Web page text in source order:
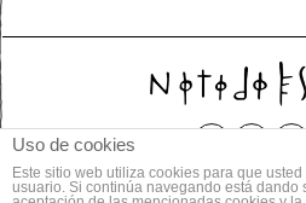
© 2014 Todos los
Uso de cookies
Este sitio web utiliza cookies para que
usuario. Si continúa navegando está dando